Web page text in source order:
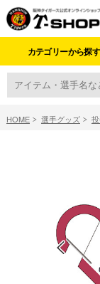
カテゴリーから探す
HOME 選手グッズ